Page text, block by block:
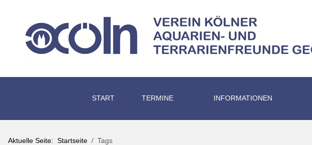
START TERMINE INFORMATIONEN
Aktuelle Seite: Startseite Tags